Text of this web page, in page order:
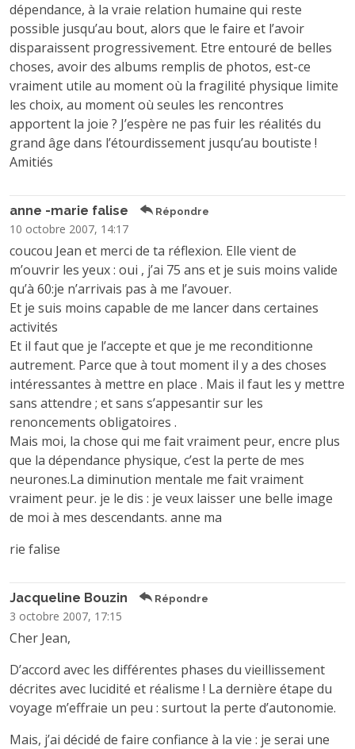
dépendance, à la vraie relation humaine qui reste
possible jusqu’au bout, alors que le faire et l’avoir
disparaissent progressivement. Etre entouré de belles
choses, avoir des albums remplis de photos, est-ce
vraiment utile au moment où la fragilité physique limite
les choix, au moment où seules les rencontres
apportent la joie ? J’espère ne pas fuir les réalités du
grand âge dans l’étourdissement jusqu’au boutiste !
Amitiés
anne -marie falise Répondre
10 octobre 2007, 14:17
coucou Jean et merci de ta réflexion. Elle vient de
m’ouvrir les yeux : oui , j’ai 75 ans et je suis moins valide
qu’à 60:je n’arrivais pas à me l’avouer.
Et je suis moins capable de me lancer dans certaines
activités
Et il faut que je l’accepte et que je me reconditionne
autrement. Parce que à tout moment il y a des choses
intéressantes à mettre en place . Mais il faut les y mettre
sans attendre ; et sans s’appesantir sur les
renoncements obligatoires .
Mais moi, la chose qui me fait vraiment peur, encre plus
que la dépendance physique, c’est la perte de mes
neurones.La diminution mentale me fait vraiment
vraiment peur. je le dis : je veux laisser une belle image
de moi à mes descendants. anne ma
rie falise
Jacqueline Bouzin Répondre
3 octobre 2007, 17:15
Cher Jean,
D’accord avec les différentes phases du vieillissement
décrites avec lucidité et réalisme ! La dernière étape du
voyage m’effraie un peu : surtout la perte d’autonomie.
Mais, j’ai décidé de faire confiance à la vie : je serai une